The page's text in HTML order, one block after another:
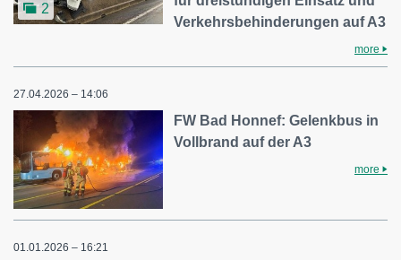
2
Verkehrsbehinderungen auf A3
more
27.04.2026 – 14:06
FW Bad Honnef: Gelenkbus in
Vollbrand auf der A3
more
01.01.2026 – 16:21